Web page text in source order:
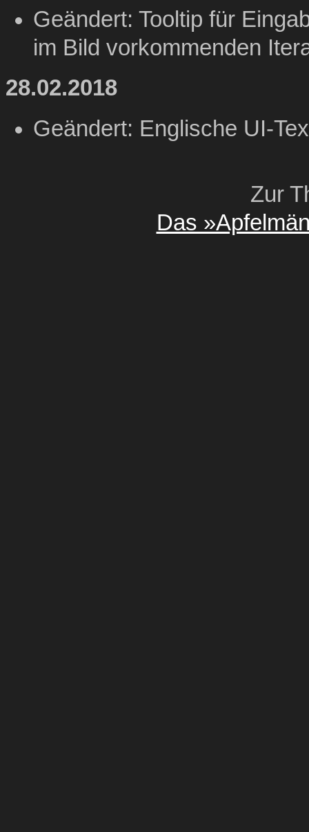
Geändert: Tooltip für
im Bild vorkommenden
28.02.2018
Geändert: Englische UI-
Zur
Das